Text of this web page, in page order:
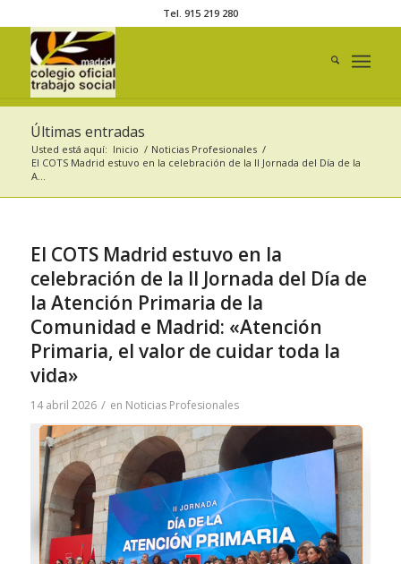
Tel. 915 219 280
Últimas entradas
Usted está aquí: Inicio / Noticias Profesionales /
El COTS Madrid estuvo en la celebración de la II Jornada del Día de la
A...
El COTS Madrid estuvo en la
celebración de la II Jornada del Día de
la Atención Primaria de la
Comunidad e Madrid: «Atención
Primaria, el valor de cuidar toda la
vida»
14 abril 2026 / en Noticias Profesionales